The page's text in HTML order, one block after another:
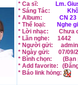
* Ca sĩ:
Lm.
* Sáng Tác:
* Album:
CN 23
* Thể loại:
Nghe
* Lời nhạc:
Chưa
* Lần nghe:
1442
* Người gửi:
admin
* Ngày gửi:
07/09/
* Bình chọn:
(Bạn
* Add favorite:
* Báo link hỏng: